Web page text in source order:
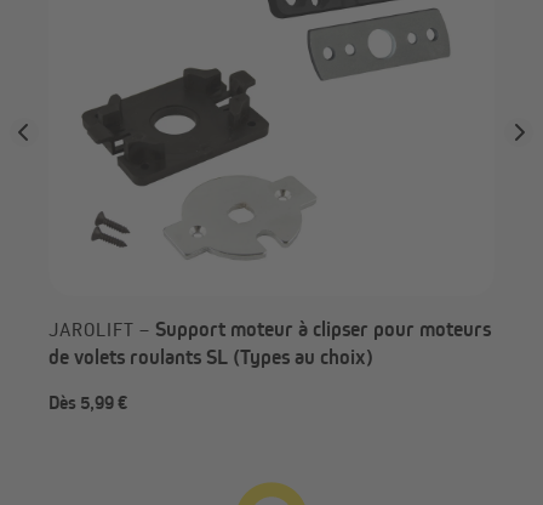
JAROLIFT – Support moteur à clipser pour moteurs
de volets roulants SL (Types au choix)
Dès 5,99 €